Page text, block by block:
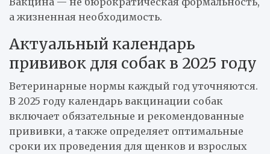
а жизненная необходимость.
Актуальный календарь
прививок для собак в 2025 году
Ветеринарные нормы каждый год уточняются.
В 2025 году календарь вакцинации собак
включает обязательные и рекомендованные
прививки, а также определяет оптимальные
сроки их проведения для щенков и взрослых